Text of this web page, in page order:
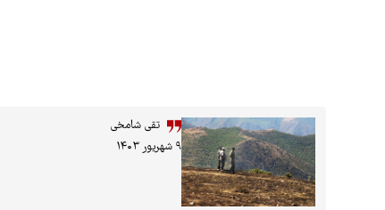
تقی شامخی
۹ شهریور ۱۴۰۳